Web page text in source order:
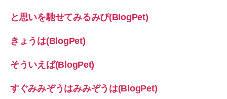
と思いを馳せてみるみぴ(BlogPet)
きょうは(BlogPet)
そういえば(BlogPet)
すぐみみぞうはみみぞうは(BlogPet)